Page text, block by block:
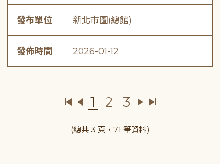
發布單位 新北市圖(總館)
發佈時間 2026-01-12
1 2 3
(總共 3 頁，71 筆資料)